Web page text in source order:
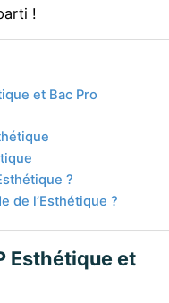
!
et Bac Pro
?
de l’Esthétique ?
Esthétique et